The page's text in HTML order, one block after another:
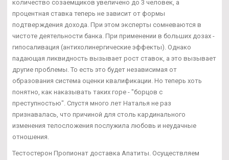
количество созаемщиков увеличено до 3 человек, а
процентная ставка теперь не зависит от формы
подтверждения дохода. При этом эксперты сомневаются в
чистоте деятельности банка. При применении в больших дозах -
гипосаливация (антихолинергические эффекты). Однако
падающая ликвидность вызывает рост ставок, а это вызывает
другие проблемы. То есть это будет независимая от
образования система оценки квалификации. Но теперь хоть
понятно, как наказывать таких горе - "борцов с
преступностью". Спустя много лет Наталья не раз
признавалась, что причиной для столь кардинального
изменения телосложения послужила любовь и неудачные
отношения.
Тестостерон Пропионат доставка Апатиты. Осуществляем